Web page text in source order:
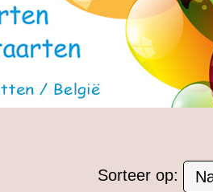
Sorteer op: